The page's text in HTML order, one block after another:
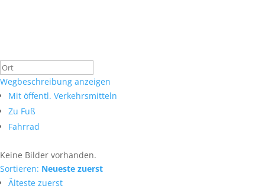
Wegbeschreibung anzeigen
Mit öffentl. Verkehrsmitteln
Zu Fuß
Fahrrad
Keine Bilder vorhanden.
Sortieren: Neueste zuerst
Älteste zuerst